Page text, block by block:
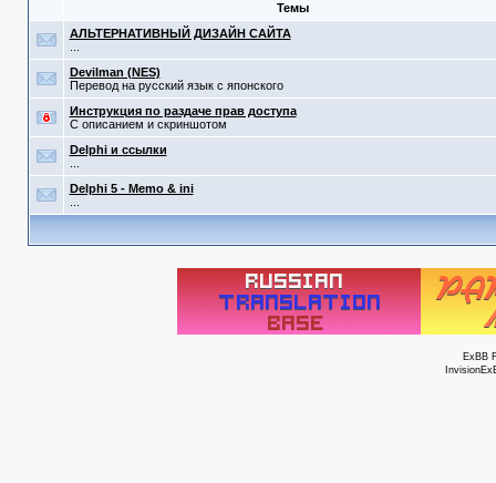
Темы
АЛЬТЕРНАТИВНЫЙ ДИЗАЙН САЙТА
Devilman (NES)
Перевод на русский язык с японского
Инструкция по раздаче прав доступа
С описанием и скриншотом
Delphi и ссылки
Delphi 5 - Memo & ini
ExBB